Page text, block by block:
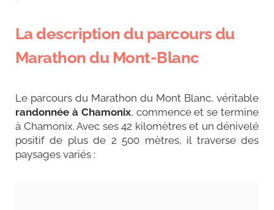
La description du parcours du
Marathon du Mont-Blanc
Le parcours du Marathon du Mont Blanc, véritable
randonnée à Chamonix, commence et se termine
à Chamonix. Avec ses 42 kilomètres et un dénivelé
positif de plus de 2 500 mètres, il traverse des
paysages variés :